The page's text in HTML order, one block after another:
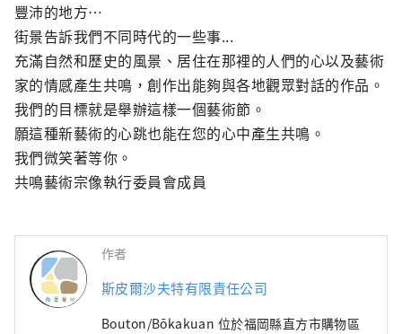
豐沛的地方…
街景告訴我們不同時代的一些事...
充滿自然和歷史的風景、居住在那裡的人們的心以及藝術
家的情感產生共鳴，創作出能夠與各地觀眾對話的作品。
我們的目標就是舉辦這樣一個藝術節。
願這種新藝術的心跳也能在您的心中產生共鳴。
我們微笑著等你。
共鳴藝術宗像執行委員會成員
作者
斯皮爾沙夫特有限責任公司
Bouton/Bōkakuan 位於福岡縣直方市購物區